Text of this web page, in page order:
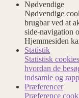
Nødvendige
Nødvendige
brugbar ved at
side-navigation
Hjemmesiden
Statistik
Statistisk
hvordan de
indsamle og
Præferencer
Præference